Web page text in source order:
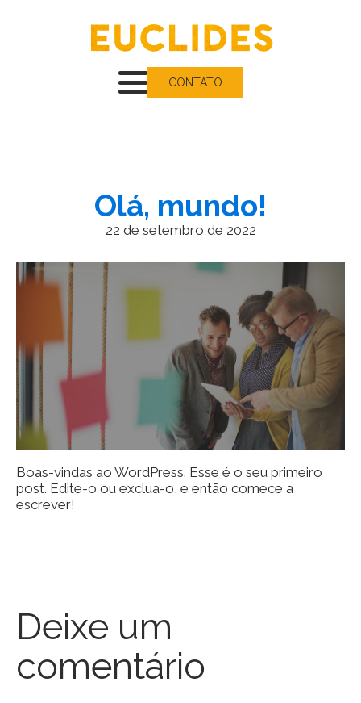
CONTATO
Olá, mundo!
22 de setembro de 2022
Boas-vindas ao WordPress. Esse é o seu primeiro
post. Edite-o ou exclua-o, e então comece a
escrever!
Deixe um
comentário